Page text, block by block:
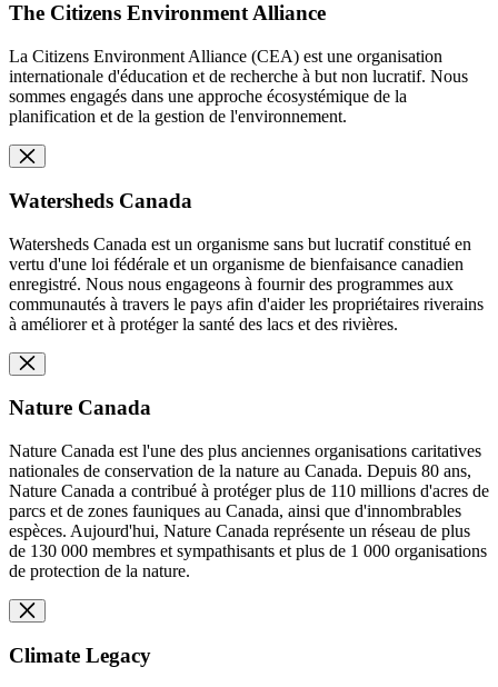
The Citizens Environment Alliance
La Citizens Environment Alliance (CEA) est une organisation
internationale d'éducation et de recherche à but non lucratif. Nous
sommes engagés dans une approche écosystémique de la
planification et de la gestion de l'environnement.
Watersheds Canada
Watersheds Canada est un organisme sans but lucratif constitué en
vertu d'une loi fédérale et un organisme de bienfaisance canadien
enregistré. Nous nous engageons à fournir des programmes aux
communautés à travers le pays afin d'aider les propriétaires riverains
à améliorer et à protéger la santé des lacs et des rivières.
Nature Canada
Nature Canada est l'une des plus anciennes organisations caritatives
nationales de conservation de la nature au Canada. Depuis 80 ans,
Nature Canada a contribué à protéger plus de 110 millions d'acres de
parcs et de zones fauniques au Canada, ainsi que d'innombrables
espèces. Aujourd'hui, Nature Canada représente un réseau de plus
de 130 000 membres et sympathisants et plus de 1 000 organisations
de protection de la nature.
Climate Legacy